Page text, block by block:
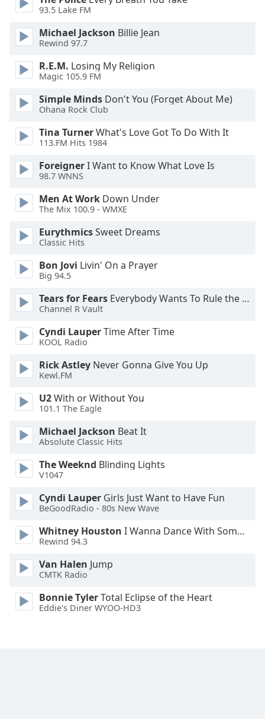
window.
Escape
cancel
and
close
Text
Color
Opacity
Text
Background
Color
Opacity
Caption
Area
Color
Opacity
Font
Size
Text
Edge
Style
Font
Reset
Done
93.5 Lake FM
Michael Jackson Billie Jean
Rewind 97.7
R.E.M. Losing My Religion
Magic 105.9 FM
Simple Minds Don't You (Forget About Me)
Ohana Rock Club
Tina TurnerWhat's Love Got To Do With It
113.FM Hits 1984
ForeignerI Want to Know What Love Is
98.7 WNNS
Men At Work Down Under
The Mix 100.9 - WMXE
EurythmicsSweet Dreams
Classic Hits
Bon Jovi Livin' On a Prayer
Big 94.5
Tears for Fears Everybody Wants To Rule the World
Channel R Vault
Cyndi LauperTime After Time
KOOL Radio
Rick Astley Never Gonna Give You Up
Kewl.FM
U2With or Without You
101.1 The Eagle
Michael Jackson Beat It
Absolute Classic Hits
The Weeknd Blinding Lights
V1047
Cyndi Lauper Girls Just Want to Have Fun
BeGoodRadio - 80s New Wave
Whitney Houston I Wanna Dance With Somebody
Rewind 94.3
Van Halen Jump
CMTK Radio
Bonnie TylerTotal Eclipse of the Heart
Eddie's Diner WYOO-HD3